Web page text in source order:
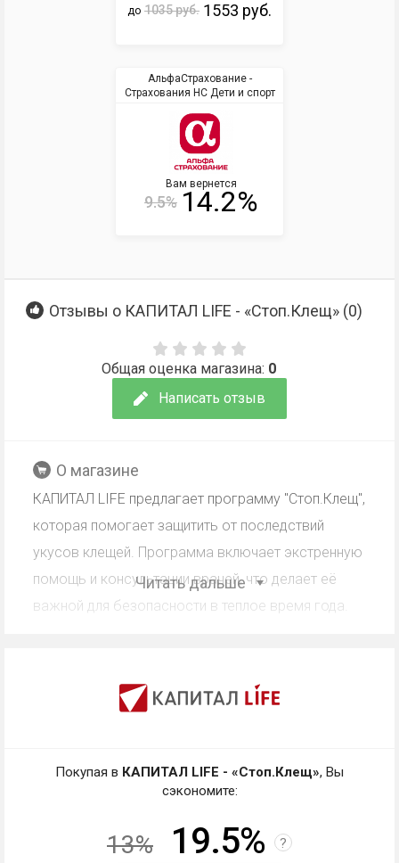
до 1035 руб. 1553 руб.
АльфаСтрахование -
Страхования НС Дети и спорт
Вам вернется
9.5% 14.2%
Отзывы о КАПИТАЛ LIFE - «Стоп.Клещ» (0)
Написать отзыв
Общая оценка магазина: 0
О магазине
КАПИТАЛ LIFE предлагает программу "Стоп.Клещ",
которая помогает защитить от последствий
укусов клещей. Программа включает экстренную
помощь и консультации врачей, что делает её
важной для безопасности в теплое время года.
«Стоп.Клещ»: работа со
скидкой, промокодом,
Кэшбэк - частичный возврат магазином клиенту
от других вариантов экономии?
Читать дальше
Покупая в КАПИТАЛ LIFE - «Стоп.Клещ», Вы
сэкономите:
13% 19.5% ?